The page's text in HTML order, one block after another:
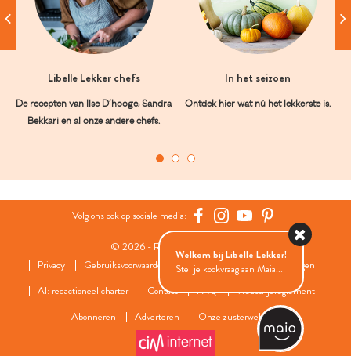
Libelle Lekker chefs
De recepten van Ilse D’hooge, Sandra
Bekkari en al onze andere chefs.
In het seizoen
Ontdek hier wat nú het lekkerste is.
Volg ons ook op sociale media:
© 2026 - Roularta Media Group
Privacy
Gebruiksvoorwaarden Cookies
Cookies instellingen
AI: redactioneel charter
Contact FAQ
Wedstrijdreglement
Abonneren
Adverteren Onze zusterwebsites
Welkom bij Libelle Lekker!
Stel je kookvraag aan Maia...